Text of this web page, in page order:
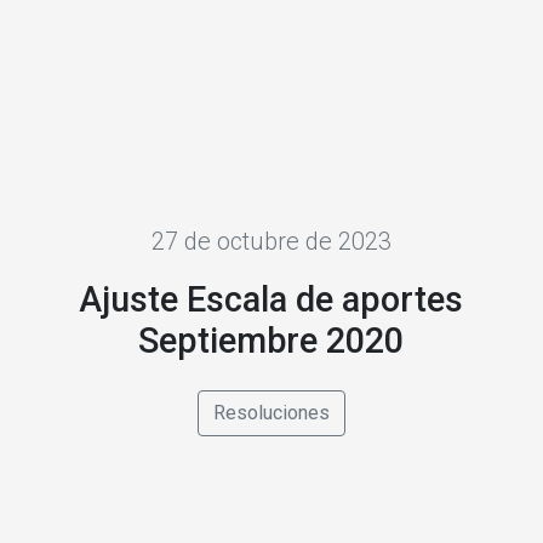
27 de octubre de 2023
Ajuste Escala de aportes
Septiembre 2020
Resoluciones